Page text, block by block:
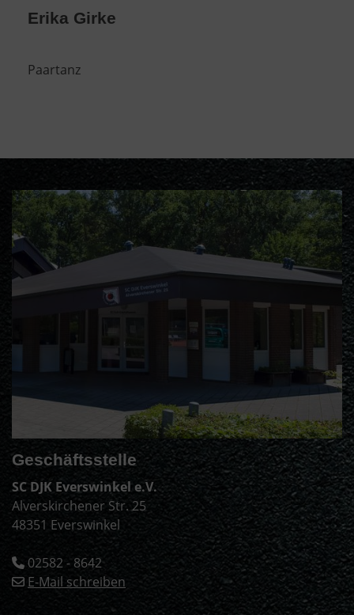
Erika Girke
Paartanz
Geschäftsstelle
SC DJK Everswinkel e.V.
Alverskirchener Str. 25
48351 Everswinkel
02582 - 8642
E-Mail schreiben